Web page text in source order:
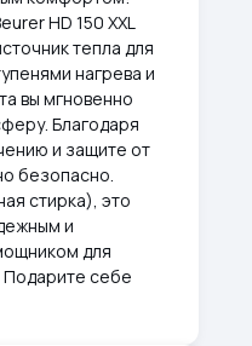
HD 150 XXL
тепла для
нагрева и
вы мгновенно
Благодаря
и защите от
безопасно.
стирка), это
и
для
Подарите себе